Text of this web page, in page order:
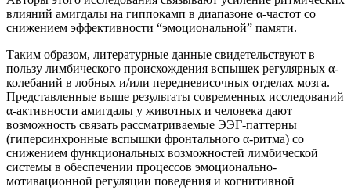
влияний амигдалы на гиппокамп в диапазоне α-частот со
снижением эффективности “эмоциональной” памяти.
Таким образом, литературные данные свидетельствуют в
пользу лимбического происхождения вспышек регулярных α-
колебаний в лобных и/или передневисочных отделах мозга.
Представленные выше результаты современных исследований
α-активности амигдалы у животных и человека дают
возможность связать рассматриваемые ЭЭГ-паттерны
(гиперсинхронные вспышки фронтального α-ритма) со
снижением функциональных возможностей лимбической
системы в обеспечении процессов эмоционально-
мотивационной регуляции поведения и когнитивной